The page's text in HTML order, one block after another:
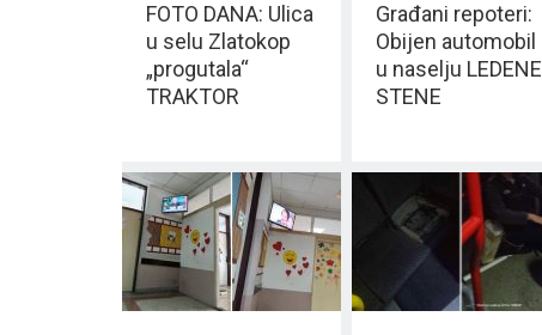
FOTO DANA: Ulica
u selu Zlatokop
„progutala“
TRAKTOR
Građani repoteri:
Obijen automobil
u naselju LEDENE
STENE